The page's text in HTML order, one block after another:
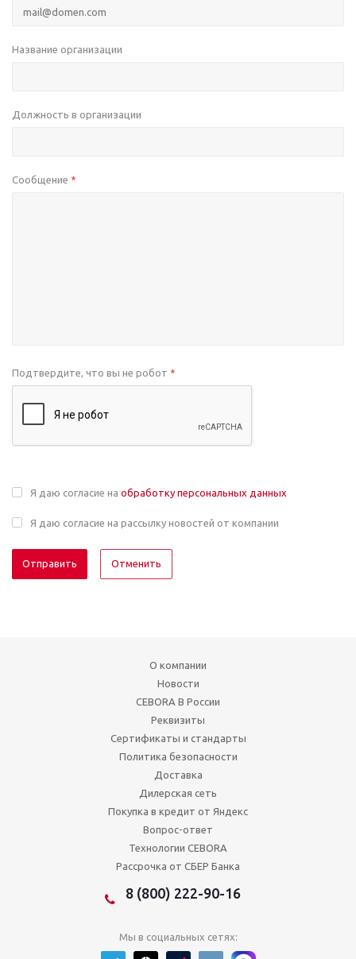
Название организации
Должность в организации
Сообщение *
Подтвердите, что вы не робот *
Я даю согласие на обработку персональных данных
Я даю согласие на рассылку новостей от компании
Отменить
О компании
Новости
CEBORA В России
Реквизиты
Сертификаты и стандарты
Политика безопасности
Доставка
Дилерская сеть
Покупка в кредит от Яндекс
Вопрос-ответ
Технологии CEBORA
Рассрочка от СБЕР Банка
8 (800) 222-90-16
Мы в социальных сетях: